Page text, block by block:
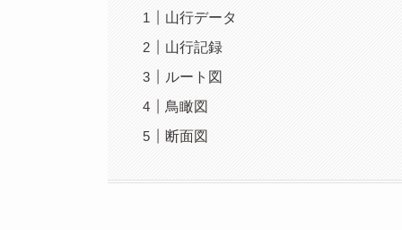
山行データ
山行記録
ルート図
鳥瞰図
断面図